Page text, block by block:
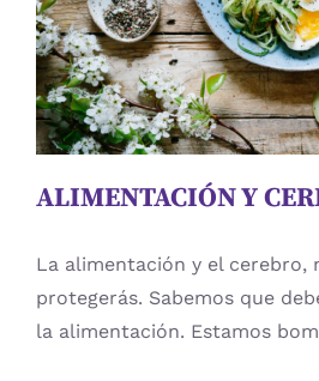
Atención cuidadores
cognitiva Evaluación memoria
Procesos Mentales psicologia
ALIMENTACIÓN Y
La alimentación y el cerebro,
protegerás. Sabemos que
la alimentación. Estamos